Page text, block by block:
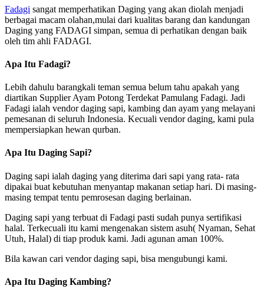
Fadagi sangat memperhatikan Daging yang akan diolah menjadi
berbagai macam olahan,mulai dari kualitas barang dan kandungan
Daging yang FADAGI simpan, semua di perhatikan dengan baik
oleh tim ahli FADAGI.
Apa Itu Fadagi?
Lebih dahulu barangkali teman semua belum tahu apakah yang
diartikan Supplier Ayam Potong Terdekat Pamulang Fadagi. Jadi
Fadagi ialah vendor daging sapi, kambing dan ayam yang melayani
pemesanan di seluruh Indonesia. Kecuali vendor daging, kami pula
mempersiapkan hewan qurban.
Apa Itu Daging Sapi?
Daging sapi ialah daging yang diterima dari sapi yang rata- rata
dipakai buat kebutuhan menyantap makanan setiap hari. Di masing-
masing tempat tentu pemrosesan daging berlainan.
Daging sapi yang terbuat di Fadagi pasti sudah punya sertifikasi
halal. Terkecuali itu kami mengenakan sistem asuh( Nyaman, Sehat
Utuh, Halal) di tiap produk kami. Jadi agunan aman 100%.
Bila kawan cari vendor daging sapi, bisa mengubungi kami.
Apa Itu Daging Kambing?